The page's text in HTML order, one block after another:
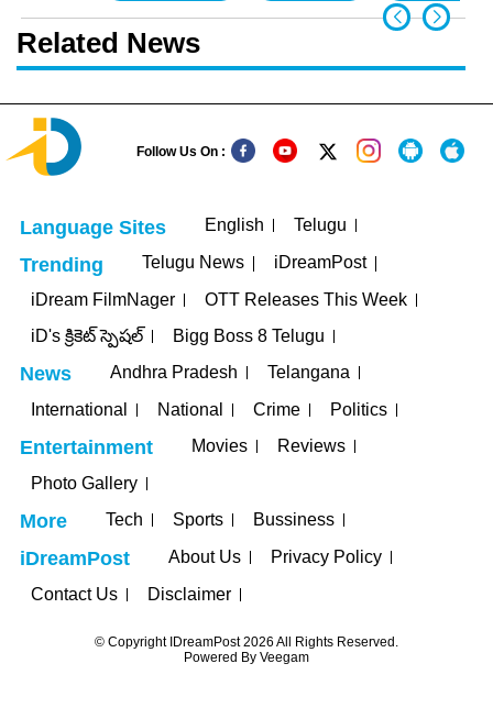
Related News
Follow Us On :
Language Sites English Telugu
Trending Telugu News
iDreamPost
iDream FilmNager
OTT Releases This Week
iD's క్రికెట్ స్పెషల్
Bigg Boss 8 Telugu
News Andhra Pradesh
Telangana
International
National Crime Politics
Entertainment Movies
Reviews
Photo Gallery
More Tech Sports Bussiness
iDreamPost About Us
Privacy Policy
Contact Us
Disclaimer
© Copyright IDreamPost 2026 All Rights Reserved.
Powered By Veegam